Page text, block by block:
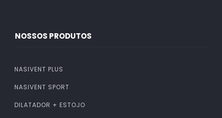
NOSSOS PRODUTOS
NASIVENT PLUS
NASIVENT SPORT
DILATADOR + ESTOJO